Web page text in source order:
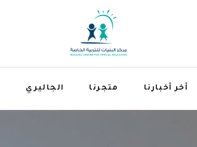
أخر أخبارنا متجرنا الجاليري